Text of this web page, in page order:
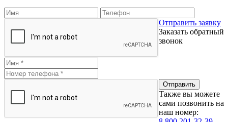
Отправить заявку
Заказать обратный
звонок
Также вы можете
сами позвонить на
наш номер: